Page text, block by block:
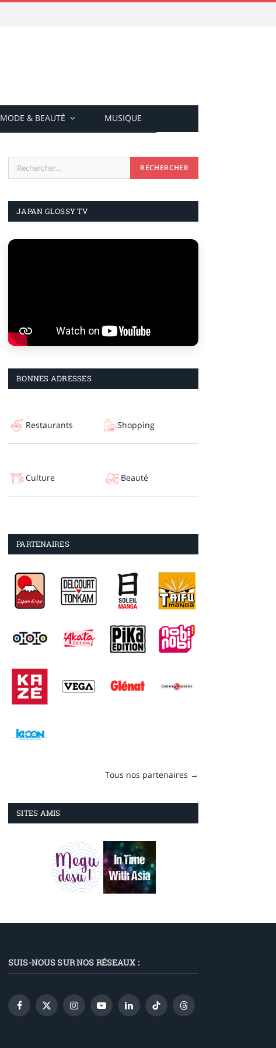
MODE & BEAUTÉ MUSIQUE
JAPAN GLOSSY TV
BONNES ADRESSES
Restaurants Shopping
Culture Beauté
PARTENAIRES
Tous nos partenaires →
SITES AMIS
SUIS-NOUS SUR NOS RÉSEAUX :
Facebook
X
InstagramYouTubeLinkedInTikTok Threads